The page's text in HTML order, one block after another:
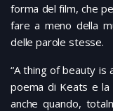
forma del film, che
fare a meno della
delle parole stesse.
“A thing of beauty is
poema di Keats e
anche quando,